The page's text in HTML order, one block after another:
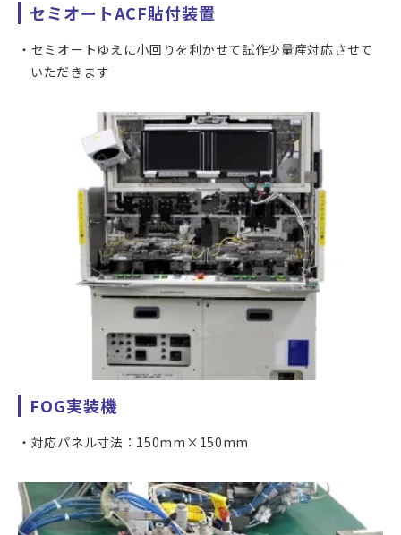
セミオートACF貼付装置
セミオートゆえに小回りを利かせて試作少量産対応させて
いただきます
FOG実装機
対応パネル寸法：150mm×150mm